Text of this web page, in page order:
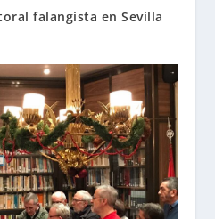
falangista en Sevilla